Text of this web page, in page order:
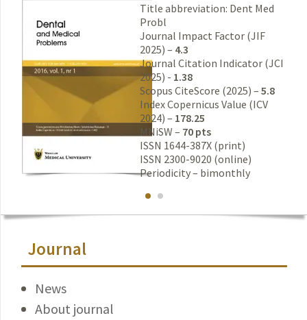
Title abbreviation: Dent Med
Probl
Journal Impact Factor (JIF
2025) – 4.3
Journal Citation Indicator (JCI
2025) - 1.38
Scopus CiteScore (2025) – 5.8
Index Copernicus Value (ICV
2024) – 178.25
MNiSW – 70 pts
ISSN 1644-387X (print)
ISSN 2300-9020 (online)
Periodicity – bimonthly
Journal
News
About journal